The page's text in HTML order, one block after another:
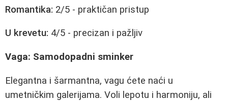
Romantika: 2/5 - praktičan pristup
U krevetu: 4/5 - precizan i pažljiv
Vaga: Samodopadni sminker
Elegantna i šarmantna, vagu ćete naći u
umetničkim galerijama. Voli lepotu i harmoniju, ali